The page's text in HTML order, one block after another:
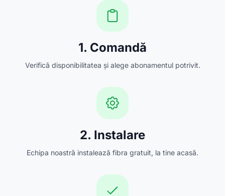
1. Comandă
Verifică disponibilitatea și alege abonamentul potrivit.
2. Instalare
Echipa noastră instalează fibra gratuit, la tine acasă.